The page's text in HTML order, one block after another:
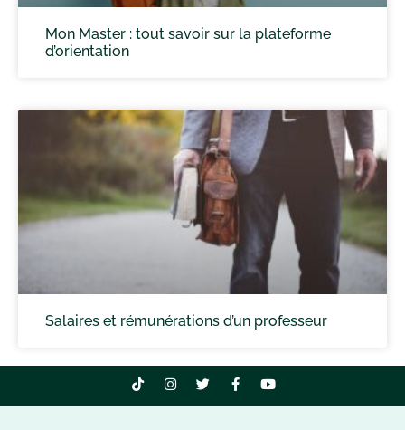
Mon Master : tout savoir sur la plateforme
d’orientation
Salaires et rémunérations d’un professeur